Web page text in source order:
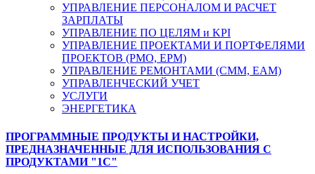
УПРАВЛЕНИЕ ПЕРСОНАЛОМ И РАСЧЕТ
ЗАРПЛАТЫ
УПРАВЛЕНИЕ ПО ЦЕЛЯМ и KPI
УПРАВЛЕНИЕ ПРОЕКТАМИ И ПОРТФЕЛЯМИ
ПРОЕКТОВ (PMO, EPM)
УПРАВЛЕНИЕ РЕМОНТАМИ (CMM, EAM)
УПРАВЛЕНЧЕСКИЙ УЧЕТ
УСЛУГИ
ЭНЕРГЕТИКА
ПРОГРАММНЫЕ ПРОДУКТЫ И НАСТРОЙКИ,
ПРЕДНАЗНАЧЕННЫЕ ДЛЯ ИСПОЛЬЗОВАНИЯ С
ПРОДУКТАМИ "1С"